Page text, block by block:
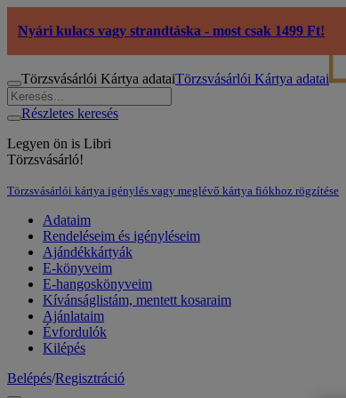
Nyári kulacs vagy strandtáska - most csak 1499 Ft!
Törzsvásárlói Kártya adataiTörzsvásárlói Kártya adatai
Részletes keresés
Legyen ön is Libri
Törzsvásárló!
Törzsvásárlói kártya igénylés vagy meglévő kártya fiókhoz rögzítése
Adataim
Rendeléseim és igényléseim
Ajándékkártyák
E-könyveim
E-hangoskönyveim
Kívánságlistám, mentett kosaraim
Ajánlataim
Évfordulók
Kilépés
Belépés/Regisztráció